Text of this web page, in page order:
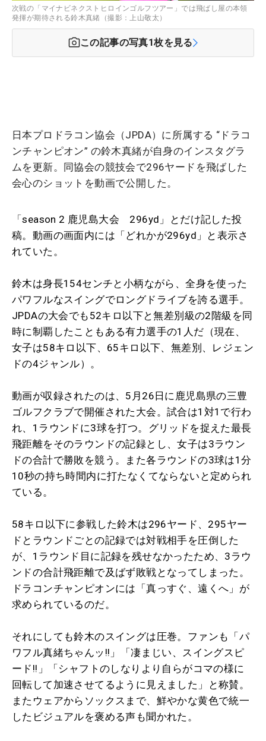
次戦の「マイナビネクストヒロインゴルフツアー」では飛ばし屋の本領
発揮が期待される鈴木真緒（撮影：上山敬太）
この記事の写真1枚を見る
日本プロドラコン協会（JPDA）に所属する “ドラコ
ンチャンピオン” の鈴木真緒が自身のインスタグラ
ムを更新。同協会の競技会で296ヤードを飛ばした
会心のショットを動画で公開した。
「season 2 鹿児島大会 296yd」とだけ記した投
稿。動画の画面内には「どれかが296yd」と表示さ
れていた。
鈴木は身長154センチと小柄ながら、全身を使った
パワフルなスイングでロングドライブを誇る選手。
JPDAの大会でも52キロ以下と無差別級の2階級を同
時に制覇したこともある有力選手の1人だ（現在、
女子は58キロ以下、65キロ以下、無差別、レジェン
ドの4ジャンル）。
動画が収録されたのは、5月26日に鹿児島県の三豊
ゴルフクラブで開催された大会。試合は1対1で行わ
れ、1ラウンドに3球を打つ。グリッドを捉えた最長
飛距離をそのラウンドの記録とし、女子は3ラウン
ドの合計で勝敗を競う。また各ラウンドの3球は1分
10秒の持ち時間内に打たなくてならないと定められ
ている。
58キロ以下に参戦した鈴木は296ヤード、295ヤー
ドとラウンドごとの記録では対戦相手を圧倒した
が、1ラウンド目に記録を残せなかったため、3ラウ
ンドの合計飛距離で及ばず敗戦となってしまった。
ドラコンチャンピオンには「真っすぐ、遠くへ」が
求められているのだ。
それにしても鈴木のスイングは圧巻。ファンも「パ
ワフル真緒ちゃんッ!!」「凄まじい、スイングスピ
ード!!」「シャフトのしなりより自らがコマの様に
回転して加速させてるように見えました」と称賛。
またウェアからソックスまで、鮮やかな黄色で統一
したビジュアルを褒める声も聞かれた。